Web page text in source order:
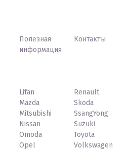
Полезная
информация
Контакты
Lifan
Mazda
Mitsubishi
Nissan
Omoda
Opel
Renault
Skoda
SsangYong
Suzuki
Toyota
Volkswagen